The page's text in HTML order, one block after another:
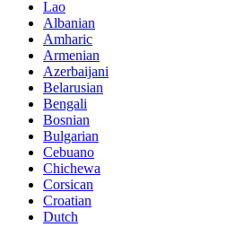
Lao
Albanian
Amharic
Armenian
Azerbaijani
Belarusian
Bengali
Bosnian
Bulgarian
Cebuano
Chichewa
Corsican
Croatian
Dutch